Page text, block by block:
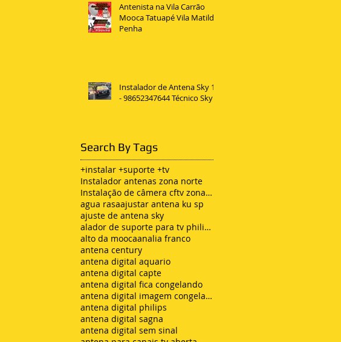
Antenista na Vila Carrão
Mooca Tatuapé Vila Matilde
Penha
Instalador de Antena Sky 11
- 98652347644 Técnico Sky
Search By Tags
+instalar +suporte +tv
Instalador antenas zona norte
Instalação de câmera cftv zona leste sp
agua rasaajustar antena ku sp
ajuste de antena sky
alador de suporte para tv philips
alto da moocaanalia franco
antena century
antena digital aquario
antena digital capte
antena digital fica congelando
antena digital imagem congelando
antena digital philips
antena digital sagna
antena digital sem sinal